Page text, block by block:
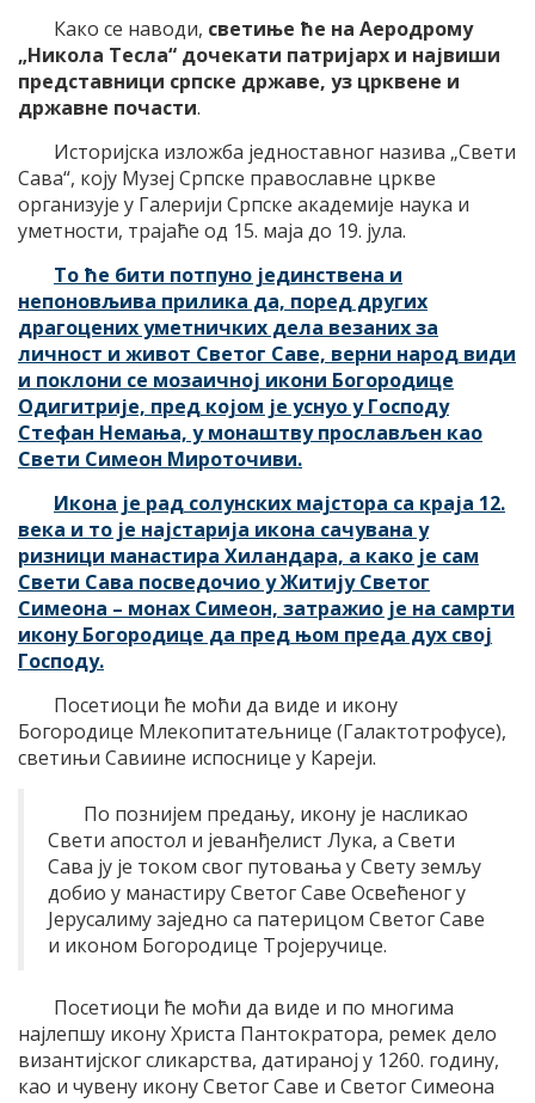
Како се наводи, светиње ће на Аеродрому
„Никола Тесла“ дочекати патријарх и највиши
представници српске државе, уз црквене и
државне почасти.
Историјска изложба једноставног назива „Свети
Сава“, коју Музеј Српске православне цркве
организује у Галерији Српске академије наука и
уметности, трајаће од 15. маја до 19. јула.
То ће бити потпуно јединствена и
непоновљива прилика да, поред других
драгоцених уметничких дела везаних за
личност и живот Светог Саве, верни народ види
и поклони се мозаичној икони Богородице
Одигитрије, пред којом је уснуо у Господу
Стефан Немања, у монаштву прослављен као
Свети Симеон Мироточиви.
Икона је рад солунских мајстора са краја 12.
века и то је најстарија икона сачувана у
ризници манастира Хиландара, а како је сам
Свети Сава посведочио у Житију Светог
Симеона – монах Симеон, затражио је на самрти
икону Богородице да пред њом преда дух свој
Господу.
Посетиоци ће моћи да виде и икону
Богородице Млекопитатељнице (Галактотрофусе),
светињи Савиине испоснице у Кареји.
По познијем предању, икону је насликао
Свети апостол и јеванђелист Лука, а Свети
Сава ју је током свог путовања у Свету земљу
добио у манастиру Светог Саве Освећеног у
Јерусалиму заједно са патерицом Светог Саве
и иконом Богородице Тројеручице.
Посетиоци ће моћи да виде и по многима
најлепшу икону Христа Пантократора, ремек дело
византијског сликарства, датираној у 1260. годину,
као и чувену икону Светог Саве и Светог Симеона